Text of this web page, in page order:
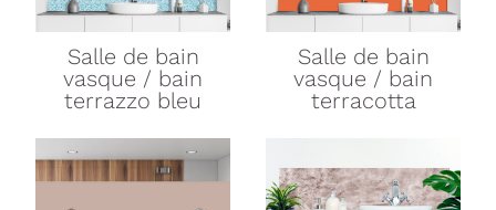
Salle de bain
vasque / bain
terrazzo bleu
Salle de bain
vasque / bain
terracotta